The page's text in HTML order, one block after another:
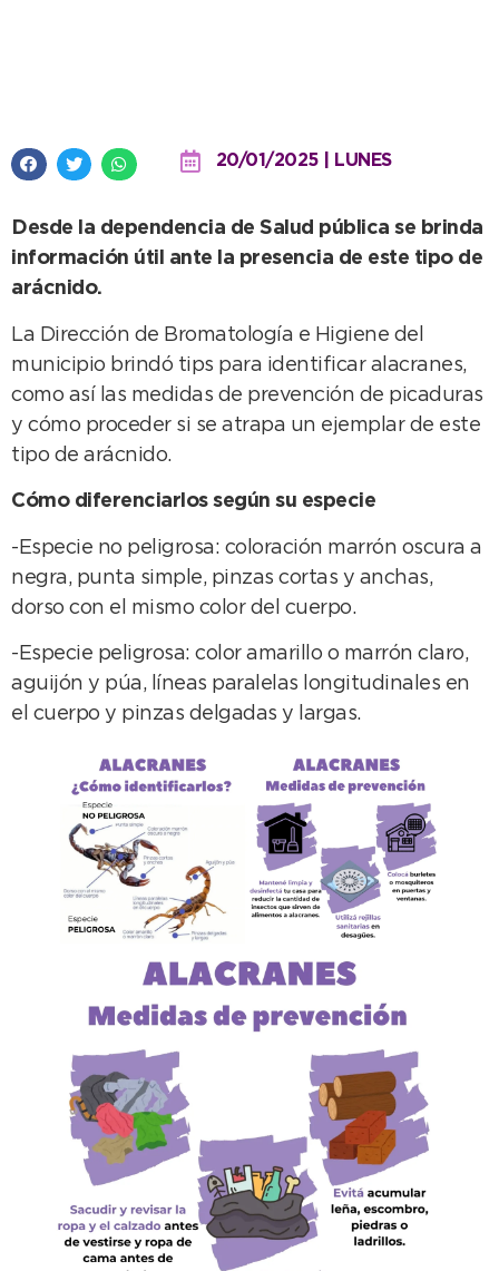
20/01/2025 | LUNES
Desde la dependencia de Salud pública se brinda
información útil ante la presencia de este tipo de
arácnido.
La Dirección de Bromatología e Higiene del
municipio brindó tips para identificar alacranes,
como así las medidas de prevención de picaduras
y cómo proceder si se atrapa un ejemplar de este
tipo de arácnido.
Cómo diferenciarlos según su especie
-Especie no peligrosa: coloración marrón oscura a
negra, punta simple, pinzas cortas y anchas,
dorso con el mismo color del cuerpo.
-Especie peligrosa: color amarillo o marrón claro,
aguijón y púa, líneas paralelas longitudinales en
el cuerpo y pinzas delgadas y largas.